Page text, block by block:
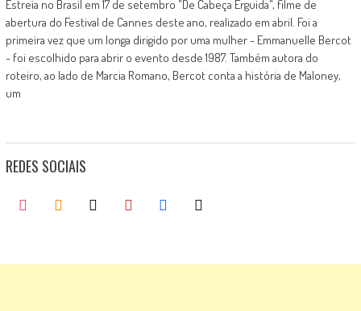
Estreia no Brasil em 17 de setembro "De Cabeça Erguida", filme de
abertura do Festival de Cannes deste ano, realizado em abril. Foi a
primeira vez que um longa dirigido por uma mulher - Emmanuelle Bercot
- foi escolhido para abrir o evento desde 1987. Também autora do
roteiro, ao lado de Marcia Romano, Bercot conta a história de Maloney,
um
REDES SOCIAIS